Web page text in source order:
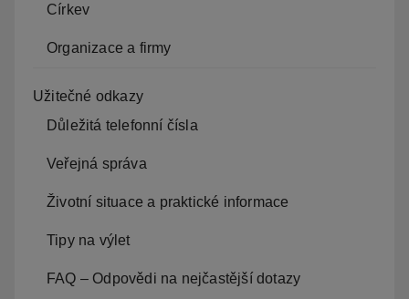
Církev
Organizace a firmy
Užitečné odkazy
Důležitá telefonní čísla
Veřejná správa
Životní situace a praktické informace
Tipy na výlet
FAQ – Odpovědi na nejčastější dotazy